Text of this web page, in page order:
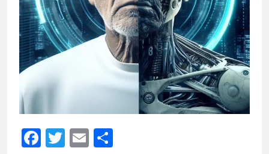
Facebook
Twitter
Email